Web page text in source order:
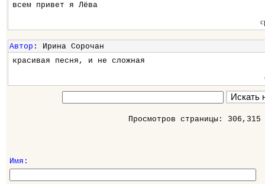
всем привет я Лёва
Автор : Ирина Сорочан
красивая песня, и не сложная
Просмотров страницы: 306,315
Имя: